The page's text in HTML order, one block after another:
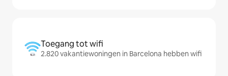
Toegang tot wifi
2.820 vakantiewoningen in Barcelona hebben wifi